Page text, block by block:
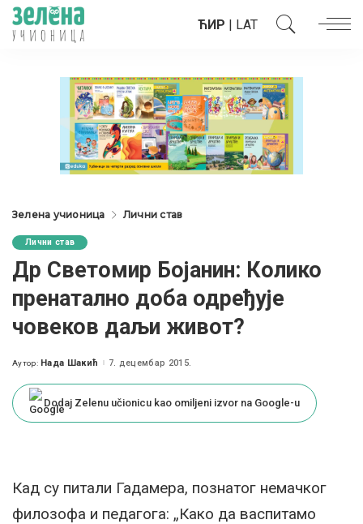
ЋИР | LAT
Зелена учионица Лични став
Лични став
Др Светомир Бојанин: Колико
пренатално доба одређује
човеков даљи живот?
Posted
Аутор: Нада Шакић 7. децембар 2015.
Dodaj Zelenu učionicu kao omiljeni izvor na Google-u
Кад су питали Гадамера, познатог немачког
филозофа и педагога: „Како да васпитамо